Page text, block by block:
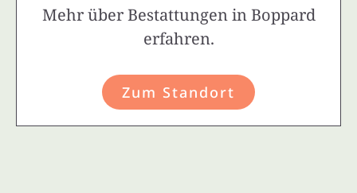
Mehr über Bestattungen in Boppard
erfahren.
Zum Standort